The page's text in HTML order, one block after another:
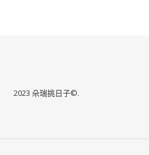
2023 朵瑞挑日子©.